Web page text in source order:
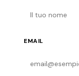
EMAIL